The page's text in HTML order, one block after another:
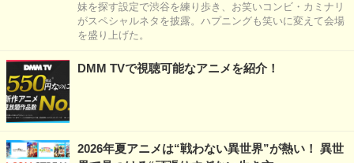
妹を探す設定で渋谷を練り歩き、お笑いコンビ・カミナリ
がスペシャルネタを披露。ハプニングも笑いに変えて会場
を盛り上げた。
DMM TVで視聴可能なアニメを紹介！
2026年夏アニメは“戦わない異世界”が熱い！ 異世